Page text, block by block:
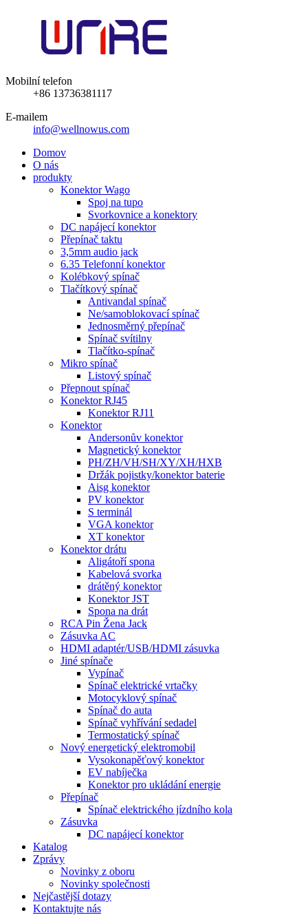
Mobilní telefon
+86 13736381117
E-mailem
info@wellnowus.com
Domov
O nás
produkty
Konektor Wago
Spoj na tupo
Svorkovnice a konektory
DC napájecí konektor
Přepínač taktu
3,5mm audio jack
6.35 Telefonní konektor
Kolébkový spínač
Tlačítkový spínač
Antivandal spínač
Ne/samoblokovací spínač
Jednosměrný přepínač
Spínač svítilny
Tlačítko-spínač
Mikro spínač
Listový spínač
Přepnout spínač
Konektor RJ45
Konektor RJ11
Konektor
Andersonův konektor
Magnetický konektor
PH/ZH/VH/SH/XY/XH/HXB
Držák pojistky/konektor baterie
Aisg konektor
PV konektor
S terminál
VGA konektor
XT konektor
Konektor drátu
Aligátoří spona
Kabelová svorka
drátěný konektor
Konektor JST
Spona na drát
RCA Pin Žena Jack
Zásuvka AC
HDMI adaptér/USB/HDMI zásuvka
Jiné spínače
Vypínač
Spínač elektrické vrtačky
Motocyklový spínač
Spínač do auta
Spínač vyhřívání sedadel
Termostatický spínač
Nový energetický elektromobil
Vysokonapěťový konektor
EV nabíječka
Konektor pro ukládání energie
Přepínač
Spínač elektrického jízdního kola
Zásuvka
DC napájecí konektor
Katalog
Zprávy
Novinky z oboru
Novinky společnosti
Nejčastější dotazy
Kontaktujte nás